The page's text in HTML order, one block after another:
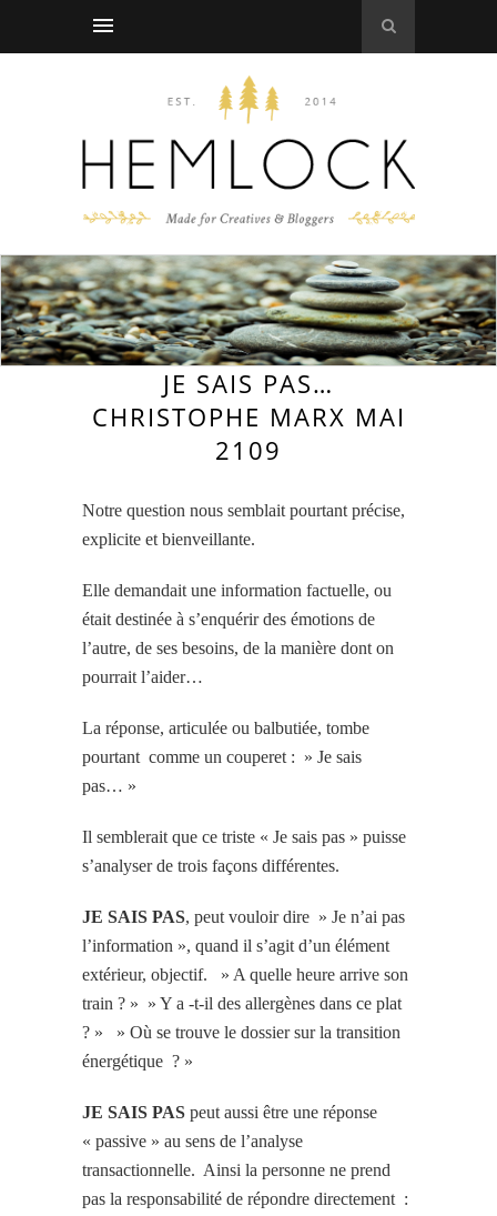
JE SAIS PAS…
CHRISTOPHE MARX MAI
2109
Notre question nous semblait pourtant précise,
explicite et bienveillante.
Elle demandait une information factuelle, ou
était destinée à s’enquérir des émotions de
l’autre, de ses besoins, de la manière dont on
pourrait l’aider…
La réponse, articulée ou balbutiée, tombe
pourtant comme un couperet : » Je sais
pas… »
Il semblerait que ce triste « Je sais pas » puisse
s’analyser de trois façons différentes.
JE SAIS PAS, peut vouloir dire » Je n’ai pas
l’information », quand il s’agit d’un élément
extérieur, objectif. » A quelle heure arrive son
train ? » » Y a -t-il des allergènes dans ce plat
? » » Où se trouve le dossier sur la transition
énergétique ? »
JE SAIS PAS peut aussi être une réponse
« passive » au sens de l’analyse
transactionnelle. Ainsi la personne ne prend
pas la responsabilité de répondre directement :